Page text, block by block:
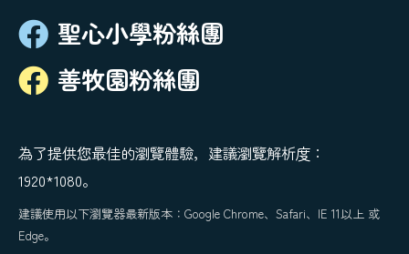
聖心小學粉絲團
善牧園粉絲團
為了提供您最佳的瀏覽體驗，建議瀏覽解析度：
1920*1080。
建議使用以下瀏覽器最新版本：Google Chrome、Safari、IE 11以上 或
Edge。